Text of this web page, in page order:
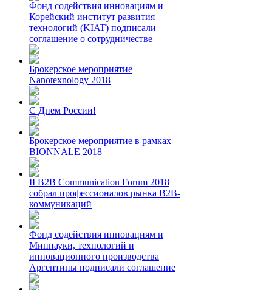
Фонд содействия инновациям и
Корейский институт развития
технологий (KIAT) подписали
соглашение о сотрудничестве
Брокерское мероприятие
Nanotexnology 2018
С Днем России!
Брокерское мероприятие в рамках
BIONNALE 2018
II B2B Communication Forum 2018
собрал профессионалов рынка B2B-
коммуникаций
Фонд содействия инновациям и
Миннауки, технологий и
инновационного производства
Аргентины подписали соглашение